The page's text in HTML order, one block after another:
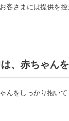
客さまには提供を控
、赤ちゃん
んをしっかり抱いて